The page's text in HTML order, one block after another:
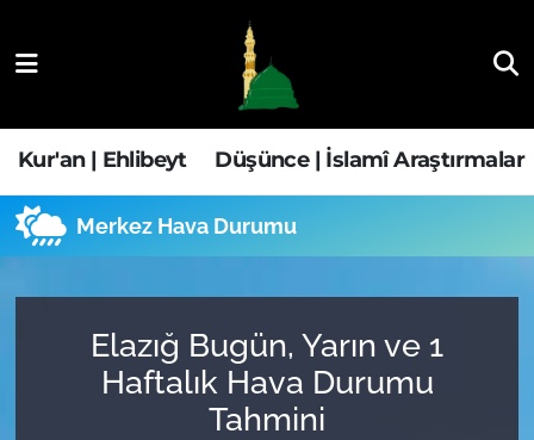
Kur'an | Ehlibeyt Düşünce | İslamî Araştırmalar
Merkez Hava Durumu
Elazığ Bugün, Yarın ve 1
Haftalık Hava Durumu
Tahmini
Düşünce | İslamî Araştırmalar
Ehla-Der Haber
Fıkıh | Ahkam
Hava Durumu
Trafik Durumu
Tüm Manşetler
Son Dakika Haberleri